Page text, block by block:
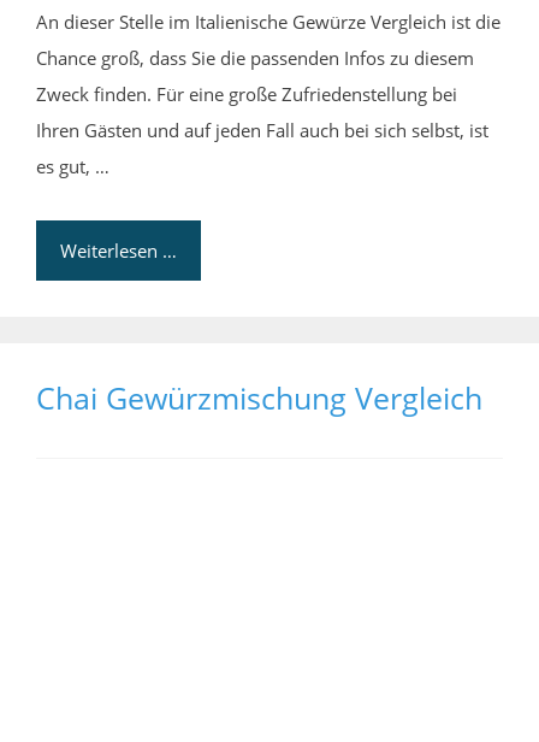
An dieser Stelle im Italienische Gewürze Vergleich ist die
Chance groß, dass Sie die passenden Infos zu diesem
Zweck finden. Für eine große Zufriedenstellung bei
Ihren Gästen und auf jeden Fall auch bei sich selbst, ist
es gut, …
Weiterlesen …
Chai Gewürzmischung Vergleich